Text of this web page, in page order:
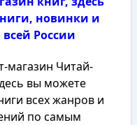
новинки и
России
магазин Читай-
вы можете
всех жанров и
по самым